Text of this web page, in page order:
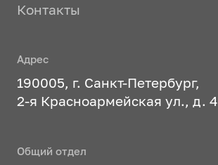
Контакты
Адрес
190005, г. Санкт-Петербург,
2-я Красноармейская ул., д. 4
Общий отдел